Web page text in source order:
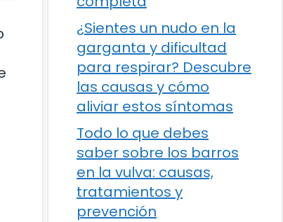
¿Sientes un nudo en la
garganta y dificultad
para respirar? Descubre
las causas y cómo
aliviar estos síntomas
Todo lo que debes
saber sobre los barros
en la vulva: causas,
tratamientos y
prevención